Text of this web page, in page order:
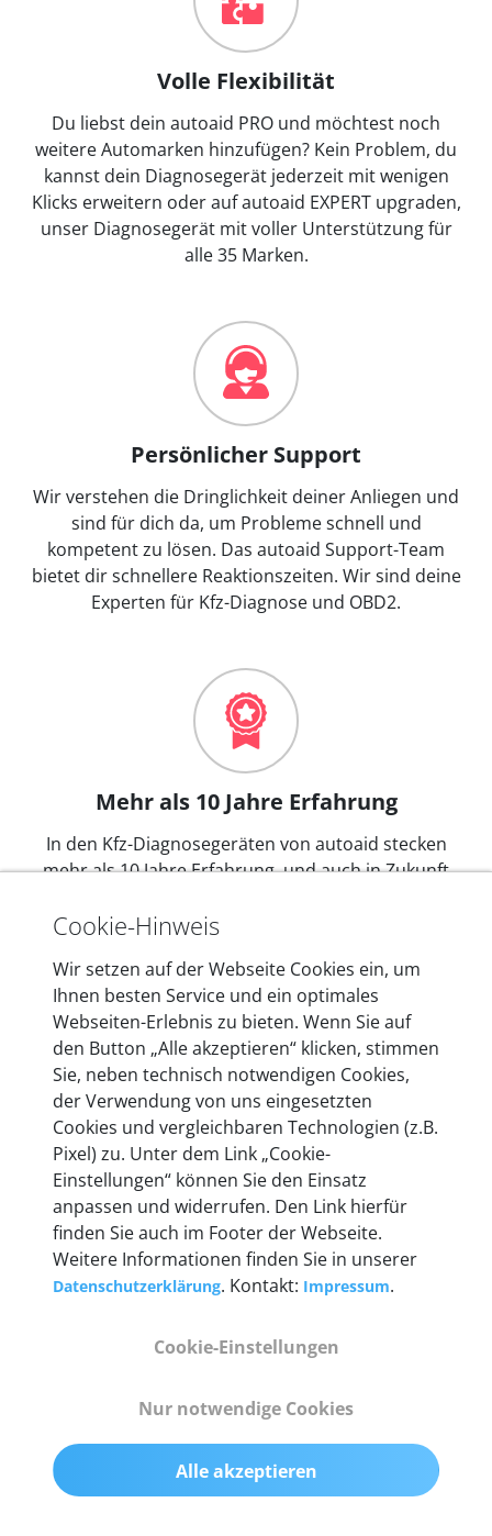
Volle Flexibilität
Du liebst dein autoaid PRO und möchtest noch
weitere Automarken hinzufügen? Kein Problem, du
kannst dein Diagnosegerät jederzeit mit wenigen
Klicks erweitern oder auf autoaid EXPERT upgraden,
unser Diagnosegerät mit voller Unterstützung für
alle 35 Marken.
Persönlicher Support
Wir verstehen die Dringlichkeit deiner Anliegen und
sind für dich da, um Probleme schnell und
kompetent zu lösen. Das autoaid Support-Team
bietet dir schnellere Reaktionszeiten. Wir sind deine
Experten für Kfz-Diagnose und OBD2.
Mehr als 10 Jahre Erfahrung
In den Kfz-Diagnosegeräten von autoaid stecken
mehr als 10 Jahre Erfahrung, und auch in Zukunft
Berlin laufend weiter. Auf diese Qualität vertrauen
Unternehmen.
Technische Details &
Lieferumfang
Abmessungen
55 mm x 25 mm x 12 mm
komplette 16 Pin-Konfiguration mit Multiplexern
für alle Pin-Belegungen
Cookie-Hinweis
Wir setzen auf der Webseite Cookies ein, um
Ihnen besten Service und ein optimales
Webseiten-Erlebnis zu bieten. Wenn Sie auf
den Button „Alle akzeptieren“ klicken, stimmen
Sie, neben technisch notwendigen Cookies,
der Verwendung von uns eingesetzten
Cookies und vergleichbaren Technologien (z.B.
Pixel) zu. Unter dem Link „Cookie-
Einstellungen“ können Sie den Einsatz
anpassen und widerrufen. Den Link hierfür
finden Sie auch im Footer der Webseite.
Weitere Informationen finden Sie in unserer
Datenschutzerklärung. Kontakt: Impressum.
Cookie-Einstellungen
Nur notwendige Cookies
Alle akzeptieren